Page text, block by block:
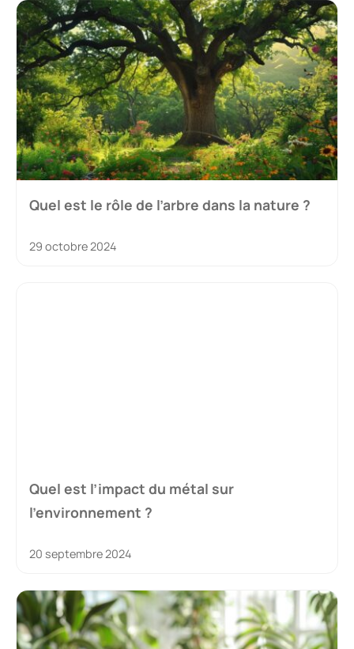
Quel est le rôle de l’arbre dans la nature ?
29 octobre 2024
Quel est l’impact du métal sur
l’environnement ?
20 septembre 2024